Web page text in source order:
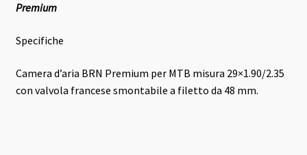
Premium
Specifiche
Camera d’aria BRN Premium per MTB misura 29×1.90/2.35
con valvola francese smontabile a filetto da 48 mm.